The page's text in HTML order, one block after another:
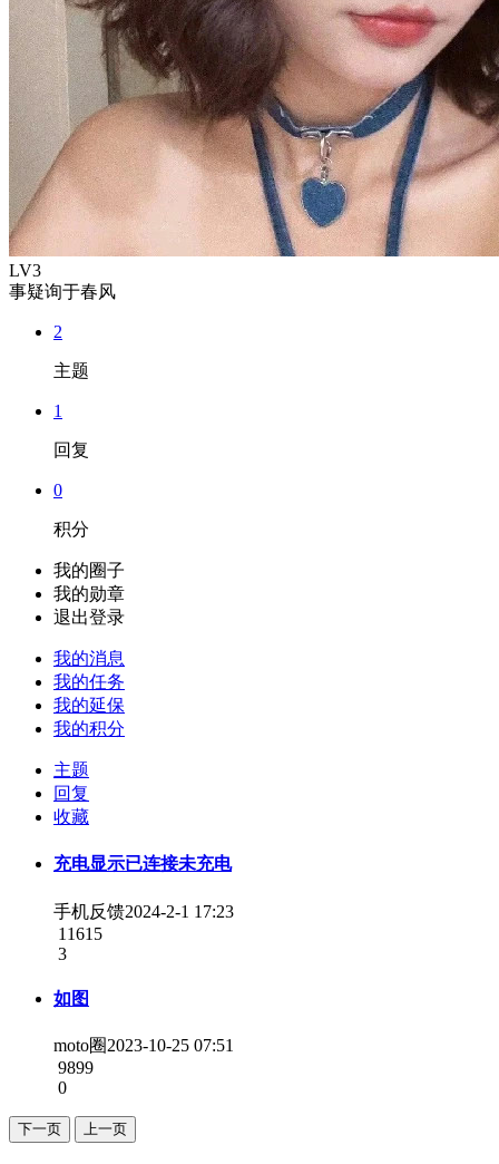
LV3
事疑询于春风
2
主题
1
回复
0
积分
我的圈子
我的勋章
退出登录
我的消息
我的任务
我的延保
我的积分
主题
回复
收藏
充电显示已连接未充电
手机反馈2024-2-1 17:23
11615
3
如图
moto圈2023-10-25 07:51
9899
0
下一页 上一页